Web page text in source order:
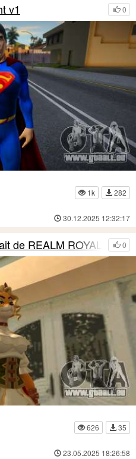
0
v1
1k
282
30.12.2025 12:32:17
0
de REALM ROYALE)
626
35
23.05.2025 18:26:58